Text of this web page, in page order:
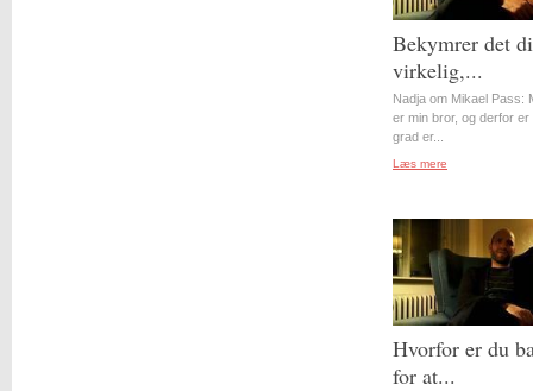
Bekymrer det
virkelig,...
Nadja om Mikael Pass:
er min bror, og derfor er
grad er...
Læs mere
Hvorfor er du
for at...